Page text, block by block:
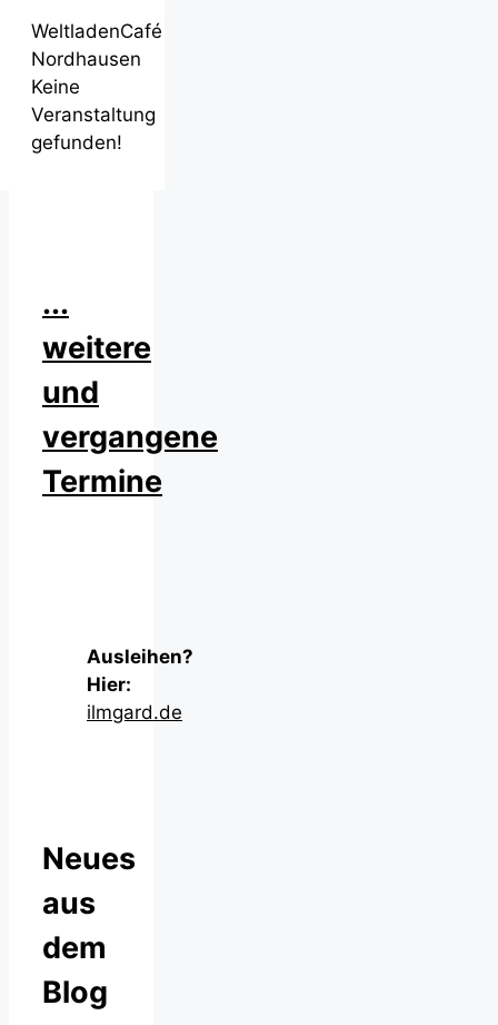
WeltladenCafé
Nordhausen
Keine
Veranstaltung
gefunden!
...
weitere
und
vergangene
Termine
Ausleihen?
Hier:
ilmgard.de
Neues
aus
dem
Blog